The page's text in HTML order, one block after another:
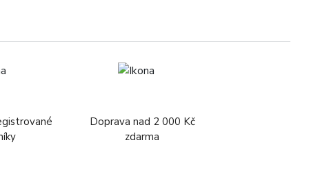
Doprava nad 2 000 Kč
zdarma